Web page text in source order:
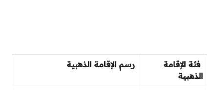
فئة الإقامة
الذهبية
رسم الإقامة الذهبية